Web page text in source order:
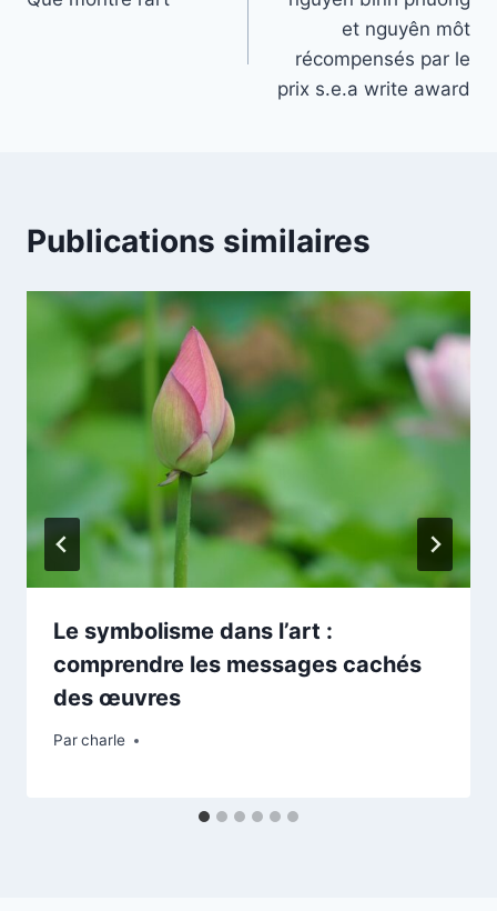
de
et nguyên môt
récompensés par le
prix s.e.a write award
Publications similaires
Le symbolisme dans l’art :
comprendre les messages cachés
des œuvres
Parcharle